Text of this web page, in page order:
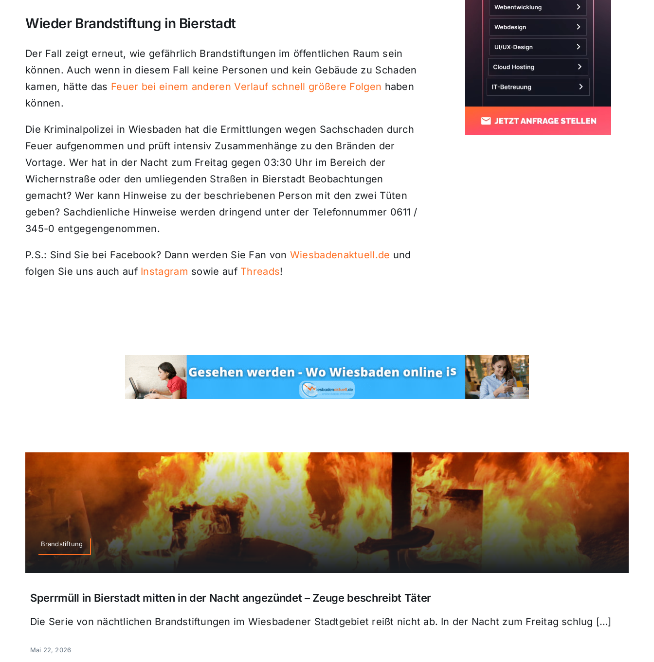
Wieder Brandstiftung in Bierstadt
Der Fall zeigt erneut, wie gefährlich Brandstiftungen im öffentlichen Raum sein
können. Auch wenn in diesem Fall keine Personen und kein Gebäude zu Schaden
kamen, hätte das Feuer bei einem anderen Verlauf schnell größere Folgen haben
können.
Die Kriminalpolizei in Wiesbaden hat die Ermittlungen wegen Sachschaden durch
Feuer aufgenommen und prüft intensiv Zusammenhänge zu den Bränden der
Vortage. Wer hat in der Nacht zum Freitag gegen 03:30 Uhr im Bereich der
Wichernstraße oder den umliegenden Straßen in Bierstadt Beobachtungen
gemacht? Wer kann Hinweise zu der beschriebenen Person mit den zwei Tüten
geben? Sachdienliche Hinweise werden dringend unter der Telefonnummer 0611 /
345-0 entgegengenommen.
P.S.: Sind Sie bei Facebook? Dann werden Sie Fan von Wiesbadenaktuell.de und
folgen Sie uns auch auf Instagram sowie auf Threads!
Brandstiftung
Sperrmüll in Bierstadt mitten in der Nacht angezündet – Zeuge beschreibt Täter
Die Serie von nächtlichen Brandstiftungen im Wiesbadener Stadtgebiet reißt nicht ab. In der Nacht zum Freitag schlug […]
Mai 22, 2026